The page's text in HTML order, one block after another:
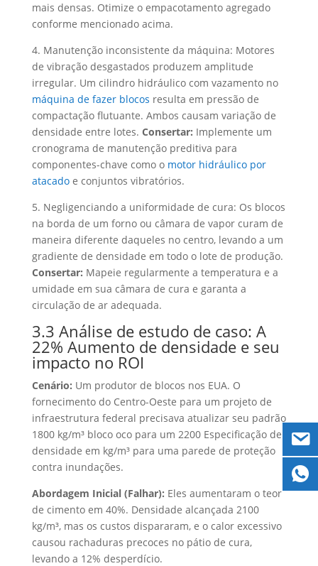
mais densas. Otimize o empacotamento agregado
conforme mencionado acima.
4. Manutenção inconsistente da máquina: Motores
de vibração desgastados produzem amplitude
irregular. Um cilindro hidráulico com vazamento no
máquina de fazer blocos resulta em pressão de
compactação flutuante. Ambos causam variação de
densidade entre lotes. Consertar: Implemente um
cronograma de manutenção preditiva para
componentes-chave como o motor hidráulico por
atacado e conjuntos vibratórios.
5. Negligenciando a uniformidade de cura: Os blocos
na borda de um forno ou câmara de vapor curam de
maneira diferente daqueles no centro, levando a um
gradiente de densidade em todo o lote de produção.
Consertar: Mapeie regularmente a temperatura e a
umidade em sua câmara de cura e garanta a
circulação de ar adequada.
3.3 Análise de estudo de caso: A
22% Aumento de densidade e seu
impacto no ROI
Cenário: Um produtor de blocos nos EUA. O
fornecimento do Centro-Oeste para um projeto de
infraestrutura federal precisava atualizar seu padrão
1800 kg/m³ bloco oco para um 2200 Especificação de
densidade em kg/m³ para uma parede de proteção
contra inundações.
Abordagem Inicial (Falhar): Eles aumentaram o teor
de cimento em 40%. Densidade alcançada 2100
kg/m³, mas os custos dispararam, e o calor excessivo
causou rachaduras precoces no pátio de cura,
levando a 12% desperdício.